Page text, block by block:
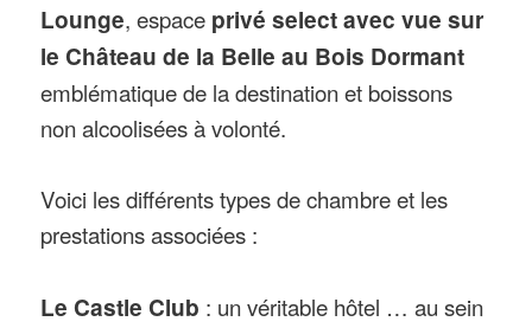
Lounge, espace privé select avec vue sur
le Château de la Belle au Bois Dormant
emblématique de la destination et boissons
non alcoolisées à volonté.
Voici les différents types de chambre et les
prestations associées :
Le Castle Club : un véritable hôtel … au sein